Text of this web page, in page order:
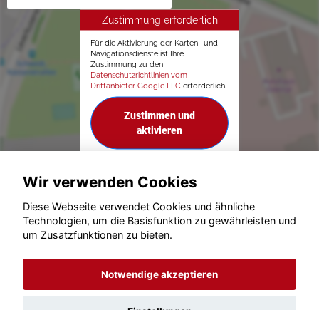
Zustimmung erforderlich
Für die Aktivierung der Karten- und
Navigationsdienste ist Ihre
Zustimmung zu den
Datenschutzrichtlinien vom
Drittanbieter Google LLC erforderlich.
Zustimmen und
aktivieren
© konjunkturmotor.de GmbH 2020 - 2026
Wir verwenden Cookies
Diese Webseite verwendet Cookies und ähnliche
Technologien, um die Basisfunktion zu gewährleisten und
um Zusatzfunktionen zu bieten.
Notwendige akzeptieren